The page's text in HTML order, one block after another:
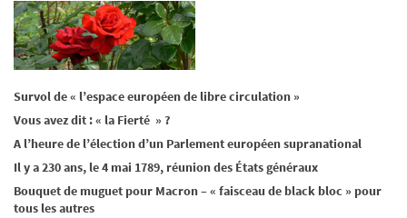
Survol de « l’espace européen de libre circulation »
Vous avez dit : « la Fierté » ?
A l’heure de l’élection d’un Parlement européen supranational
Il y a 230 ans, le 4 mai 1789, réunion des États généraux
Bouquet de muguet pour Macron – « faisceau de black bloc » pour
tous les autres